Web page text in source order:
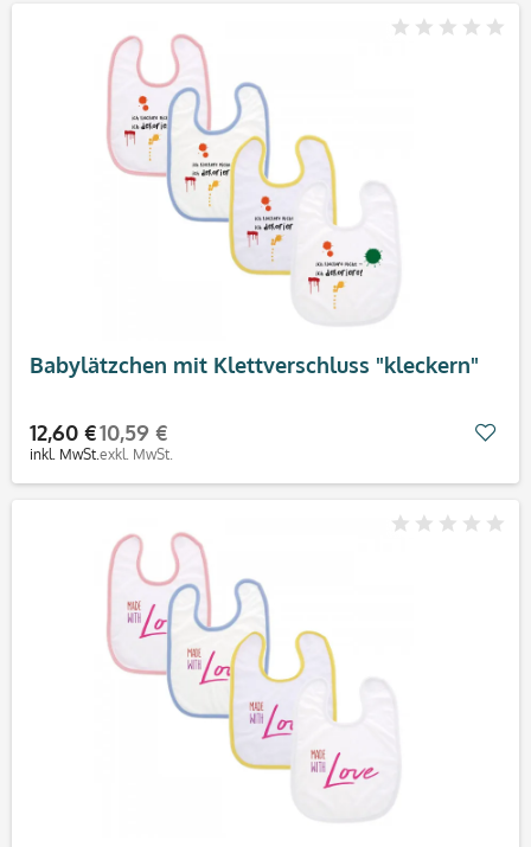
Babylätzchen mit Klettverschluss "kleckern"
12,60 €
inkl. MwSt.
10,59 €
exkl. MwSt.